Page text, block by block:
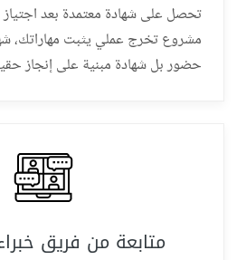
تحصل على شهادة معتمدة بعد اجتياز
مشروع تخرج عملي يثبت مهاراتك،
حضور بل شهادة مبنية على إنجاز
متابعة من فريق